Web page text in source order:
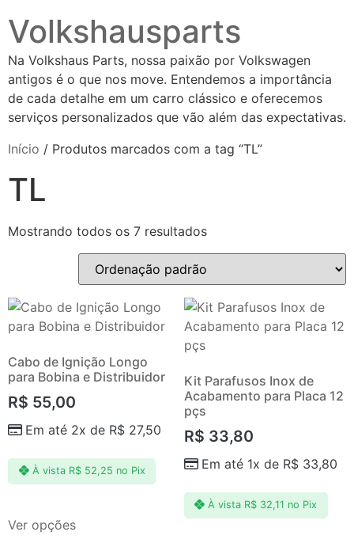
Volkshausparts
Na Volkshaus Parts, nossa paixão por Volkswagen
antigos é o que nos move. Entendemos a importância
de cada detalhe em um carro clássico e oferecemos
serviços personalizados que vão além das expectativas.
Início / Produtos marcados com a tag “TL”
TL
Mostrando todos os 7 resultados
Cabo de Ignição Longo
para Bobina e Distribuidor
R$ 55,00
Em até 2x de R$ 27,50
À vista R$52,25 no Pix
Ver opções
Kit Parafusos Inox de
Acabamento para Placa 12
pçs
R$ 33,80
Em até 1x de R$33,80
À vista R$ 32,11 no Pix